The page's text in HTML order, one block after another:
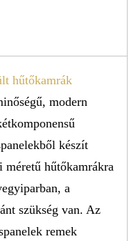
hűtőkamrák
modern
készít
méretű hűtőkamrákra
a
szükség van. Az
remek